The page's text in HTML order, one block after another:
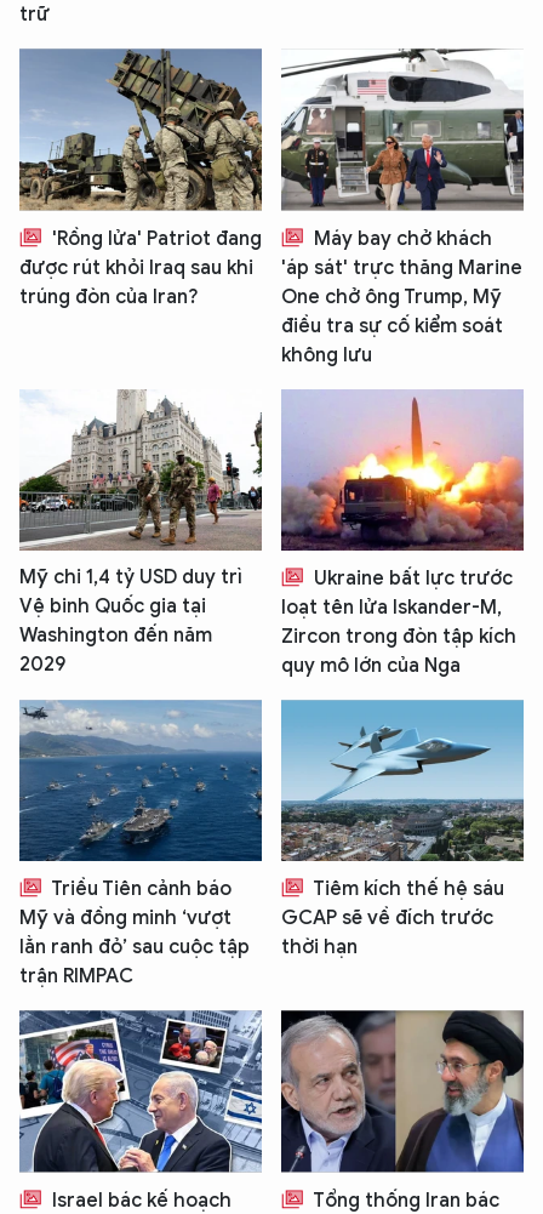
trữ
'Rồng lửa' Patriot đang
được rút khỏi Iraq sau khi
trúng đòn của Iran?
Máy bay chở khách
'áp sát' trực thăng Marine
One chở ông Trump, Mỹ
điều tra sự cố kiểm soát
không lưu
Mỹ chi 1,4 tỷ USD duy trì
Vệ binh Quốc gia tại
Washington đến năm
2029
Ukraine bất lực trước
loạt tên lửa Iskander-M,
Zircon trong đòn tập kích
quy mô lớn của Nga
Triều Tiên cảnh báo
Mỹ và đồng minh ‘vượt
lằn ranh đỏ’ sau cuộc tập
trận RIMPAC
Tiêm kích thế hệ sáu
GCAP sẽ về đích trước
thời hạn
Israel bác kế hoạch
Tổng thống Iran bác